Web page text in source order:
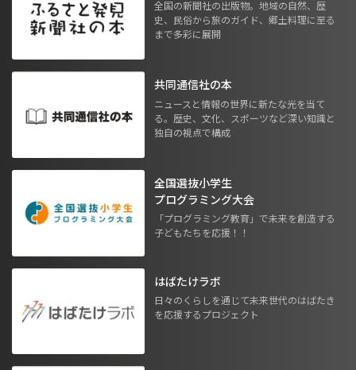
全国の新聞社の出版物。地域の自然、歴
史、民俗から旅のガイド、郷土料理に至る
まで多彩に展開
共同通信社の本
ニュースと情報の世界に新たな光を当て
る。歴史、文化、スポーツなど深い知識と
独自の視点で構成
全国選抜小学生
プログラミング大会
「プログラミング教育」で未来を創造する
子どもたちを応援！！
はばたけラボ
日々のくらしを通じて未来世代のはばたき
を応援するプロジェクト